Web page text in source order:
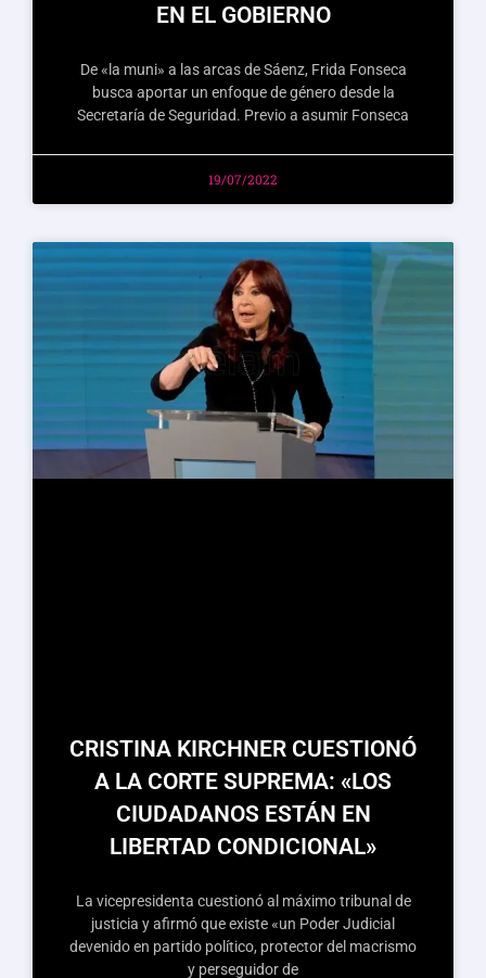
EN EL GOBIERNO
De «la muni» a las arcas de Sáenz, Frida Fonseca
busca aportar un enfoque de género desde la
Secretaría de Seguridad. Previo a asumir Fonseca
19/07/2022
CRISTINA KIRCHNER CUESTIONÓ
A LA CORTE SUPREMA: «LOS
CIUDADANOS ESTÁN EN
LIBERTAD CONDICIONAL»
La vicepresidenta cuestionó al máximo tribunal de
justicia y afirmó que existe «un Poder Judicial
devenido en partido político, protector del macrismo
y perseguidor de